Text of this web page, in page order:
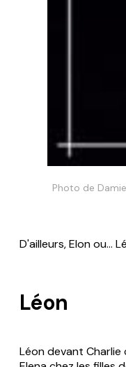
Photo de
D'ailleurs, Elon ou...
Léon
Léon devant Charlie